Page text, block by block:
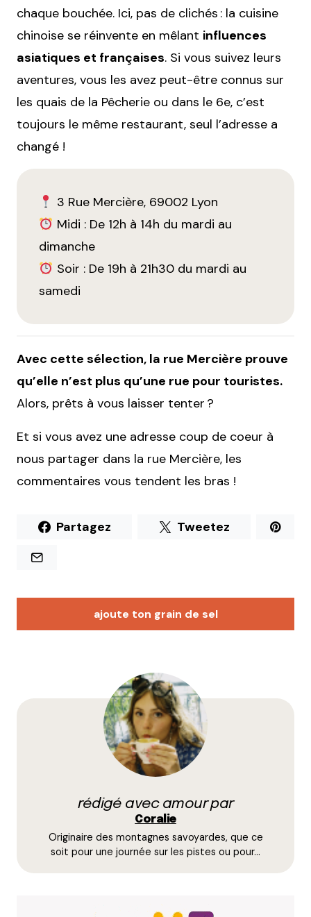
chaque bouchée. Ici, pas de clichés : la cuisine
chinoise se réinvente en mêlant influences
asiatiques et françaises. Si vous suivez leurs
aventures, vous les avez peut-être connus sur
les quais de la Pêcherie ou dans le 6e, c’est
toujours le même restaurant, seul l’adresse a
changé !
3 Rue Mercière, 69002 Lyon
Midi : De 12h à 14h du mardi au
dimanche
Soir : De 19h à 21h30 du mardi au
samedi
Avec cette sélection, la rue Mercière prouve
qu’elle n’est plus qu’une rue pour touristes.
Alors, prêts à vous laisser tenter ?
Et si vous avez une adresse coup de coeur à
nous partager dans la rue Mercière, les
commentaires vous tendent les bras !
Partagez Tweetez
ajoute ton grain de sel
Votre adresse e-mail ne sera pas publiée.
champs obligatoires sont indiqués avec
E-mail*
Prévenez-moi de tous les nouveaux commentaires
rédigé avec amour par
Coralie
Originaire des montagnes savoyardes, que ce
soit pour une journée sur les pistes ou pour…